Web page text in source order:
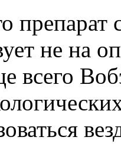
препарат
не на
всего